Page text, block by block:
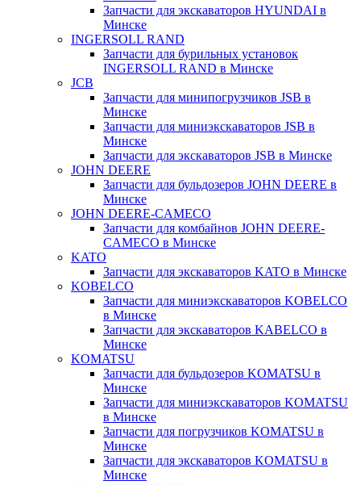
Запчасти для экскаваторов HYUNDAI в
Минске
INGERSOLL RAND
Запчасти для бурильных установок
INGERSOLL RAND в Минске
JCB
Запчасти для минипогрузчиков JSB в
Минске
Запчасти для миниэкскаваторов JSB в
Минске
Запчасти для экскаваторов JSB в Минске
JOHN DEERE
Запчасти для бульдозеров JOHN DEERE в
Минске
JOHN DEERE-CAMECO
Запчасти для комбайнов JOHN DEERE-
CAMECO в Минске
KATO
Запчасти для экскаваторов KATO в Минске
KOBELCO
Запчасти для миниэкскаваторов KOBELCO
в Минске
Запчасти для экскаваторов KABELCO в
Минске
KOMATSU
Запчасти для бульдозеров KOMATSU в
Минске
Запчасти для миниэкскаваторов KOMATSU
в Минске
Запчасти для погрузчиков KOMATSU в
Минске
Запчасти для экскаваторов KOMATSU в
Минске